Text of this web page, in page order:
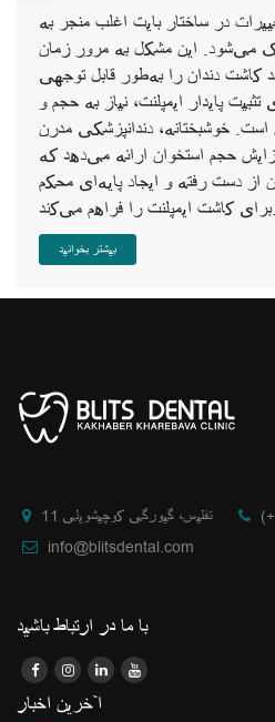
در ساختار بایت اغلب منجر به
می‌شود. این مشکل به مرور زمان
کاشت دندان را به‌طور قابل توجهی
پایدار ایمپلنت، نیاز به حجم و
است. خوشبختانه، دندانپزشکی مدرن
حجم استخوان ارائه می‌دهد که
از دست رفته و ایجاد پایه‌ای محکم
برای کاشت ایمپلنت را فراهم می‌کند.
بیشتر بخوانید
تفلیس، گیورگی کوچیشویلی 11
info@blitsdental.com
با ما در ارتباط باشید
آخرین اخبار